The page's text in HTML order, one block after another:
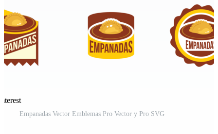
Empanadas Vector Emblemas Pro Vector y Pro SVG